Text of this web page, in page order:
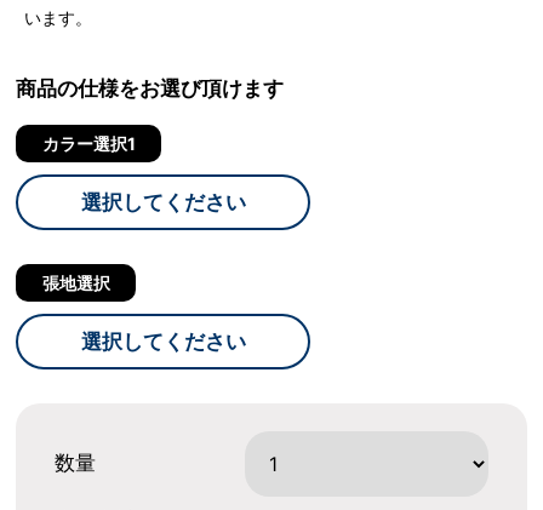
います。
商品の仕様をお選び頂けます
カラー選択1
選択してください
張地選択
選択してください
数量